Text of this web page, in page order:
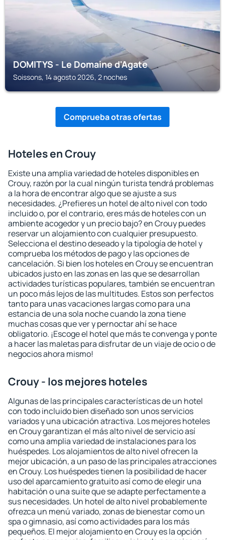
DOMITYS - Le Domaine d'Agate
Soissons, 14 agosto 2026, 2 noches
Comprueba otras ofertas
Hoteles en Crouy
Existe una amplia variedad de hoteles disponibles en
Crouy, razón por la cual ningún turista tendrá problemas
a la hora de encontrar algo que se ajuste a sus
necesidades. ¿Prefieres un hotel de alto nivel con todo
incluido o, por el contrario, eres más de hoteles con un
ambiente acogedor y un precio bajo? en Crouy puedes
reservar un alojamiento con cualquier presupuesto.
Selecciona el destino deseado y la tipología de hotel y
comprueba los métodos de pago y las opciones de
cancelación. Si bien los hoteles en Crouy se encuentran
ubicados justo en las zonas en las que se desarrollan
actividades turísticas populares, también se encuentran
un poco más lejos de las multitudes. Estos son perfectos
tanto para unas vacaciones largas como para una
estancia de una sola noche cuando la zona tiene
muchas cosas que ver y pernoctar ahí se hace
obligatorio. ¡Escoge el hotel que más te convenga y ponte
a hacer las maletas para disfrutar de un viaje de ocio o de
negocios ahora mismo!
Crouy - los mejores hoteles
Algunas de las principales características de un hotel
con todo incluido bien diseñado son unos servicios
variados y una ubicación atractiva. Los mejores hoteles
en Crouy garantizan el más alto nivel de servicio así
como una amplia variedad de instalaciones para los
huéspedes. Los alojamientos de alto nivel ofrecen la
mejor ubicación, a un paso de las principales atracciones
en Crouy. Los huéspedes tienen la posibilidad de hacer
uso del aparcamiento gratuito así como de elegir una
habitación o una suite que se adapte perfectamente a
sus necesidades. Un hotel de alto nivel probablemente
ofrezca un menú variado, zonas de bienestar como un
spa o gimnasio, así como actividades para los más
pequeños. El mejor alojamiento en Crouy es la opción